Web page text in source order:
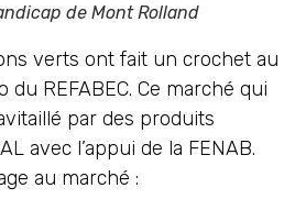
de Mont Rolland
verts ont fait un crochet au
REFABEC. Ce marché qui
par des produits
avec l’appui de la FENAB.
au marché :